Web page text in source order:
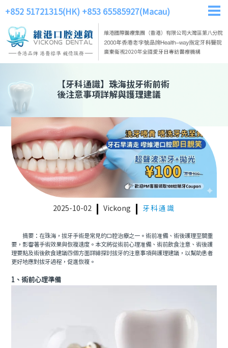
+852 51721315(HK) +853 65585927(Macau)
【牙科通識】 珠海拔牙術前術
後注意事項詳解與護理建議
2025-10-02 Vickong 牙科通識
摘要：在珠海，拔牙手術是常見的口腔治療之一。術前准備、術後護理至關重
要，影響著手術效果與恢複速度。本文將從術前心理准備、術前飲食注意、術後護
理要點及術後飲食建議四個方面詳細探討拔牙的注意事項與護理建議，以幫助患者
更好地應對拔牙過程，促進恢複。
1、術前心理準備